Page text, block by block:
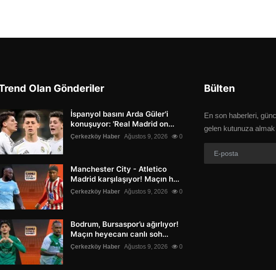
Olan Gönderiler
İspanyol basını Arda Güler'i
konuşuyor: 'Real Madrid on...
Çerkezköy Haber Ağustos 9, 2026 0
Manchester City - Atletico
Madrid karşılaşıyor! Maçın h...
Çerkezköy Haber Ağustos 9, 2026 0
Bodrum, Bursaspor’u ağırlıyor!
Maçın heyecanı canlı soh...
Çerkezköy Haber Ağustos 9, 2026 0
Bülten
En son haberleri,
gelen kutunuza almak